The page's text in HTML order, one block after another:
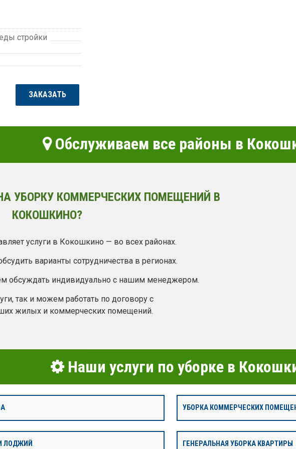
стройки
ЗАКАЗАТЬ
Обслуживаем все районы в
УБОРКУ КОММЕРЧЕСКИХ ПОМЕЩЕНИЙ В
КОКОШКИНО?
услуги в Кокошкино — во всех районах.
варианты сотрудничества в регионах.
обсуждать индивидуально с нашим менеджером.
так и можем работать по договору с
жилых и коммерческих помещений.
Наши услуги по уборке в
УБОРКА КОММЕРЧЕСКИХ
ЛОДЖИЙ ГЕНЕРАЛЬНАЯ УБОРКА КВАРТИРЫ